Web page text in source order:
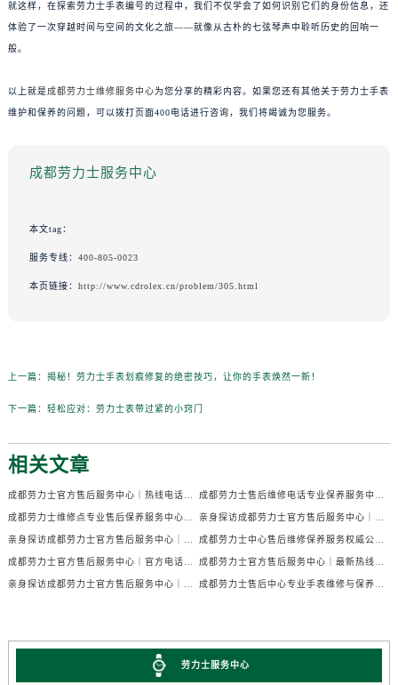
就这样，在探索劳力士手表编号的过程中，我们不仅学会了如何识别它们的身份信息，还
体验了一次穿越时间与空间的文化之旅——就像从古朴的七弦琴声中聆听历史的回响一
般。
以上就是成都劳力士维修服务中心为您分享的精彩内容。如果您还有其他关于劳力士手表
维护和保养的问题，可以拨打页面400电话进行咨询，我们将竭诚为您服务。
成都劳力士服务中心
本文tag：
服务专线： 400-805-0023
本页链接： http://www.cdrolex.cn/problem/305.html
上一篇： 揭秘！劳力士手表划痕修复的绝密技巧，让你的手表焕然一新！
下一篇： 轻松应对：劳力士表带过紧的小窍门
相关文章
成都劳力士官方售后服务中心｜热线电话及门店地址权威信息公示（2026年7月最新） 成都劳力士售后维修电话专业保养服务中心权威公示（2026年7月最新）
成都劳力士维修点专业售后保养服务中心权威公示（2026年7月最新） 亲身探访成都劳力士官方售后服务中心｜全部地址及热线电话（2026年7月最新）
亲身探访成都劳力士官方售后服务中心｜官方电话和详细网点地址（2026年7月最新） 成都劳力士中心售后维修保养服务权威公示（2026年7月最新）
成都劳力士官方售后服务中心｜官方电话及详细维修地址权威信息公示（2026年7月最新） 成都劳力士官方售后服务中心｜最新热线及维修地址权威信息公示（2026年7月最新）
亲身探访成都劳力士官方售后服务中心｜完整维修地址与售后热线（2026年7月最新） 成都劳力士售后中心专业手表维修与保养服务权威公示（2026年7月最新）
劳力士服务中心